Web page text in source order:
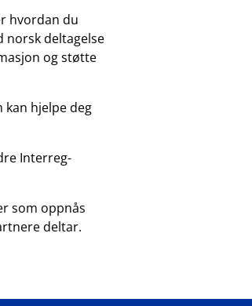
hvordan du
norsk deltagelse
og støtte
hjelpe deg
Interreg-
som oppnås
deltar.